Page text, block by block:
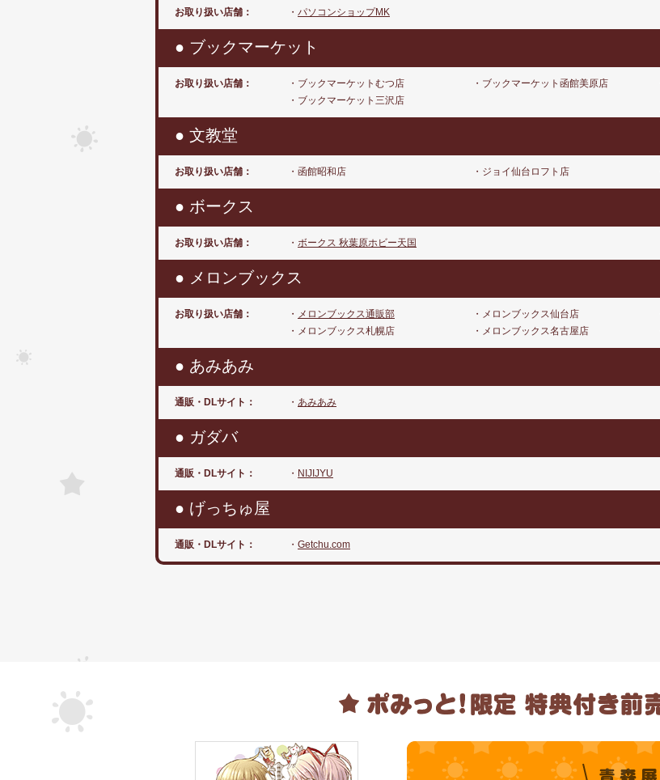
お取り扱い店舗： ・ パソコンショップMK
● ブックマーケット
お取り扱い店舗：
・ブックマーケットむつ店
・ブックマーケット三沢店
・ブックマーケット函館美原店
● 文教堂
お取り扱い店舗： ・函館昭和店 ・ジョイ仙台ロフト店
● ボークス
お取り扱い店舗： ・ ボークス 秋葉原ホビー天国
● メロンブックス
お取り扱い店舗： ・ メロンブックス通販部
・メロンブックス札幌店
・メロンブックス仙台店
・メロンブックス名古屋店
● あみあみ
通販・DLサイト： ・ あみあみ
● ガダバ
通販・DLサイト： ・ NIJIJYU
● げっちゅ屋
通販・DLサイト： ・ Getchu.com